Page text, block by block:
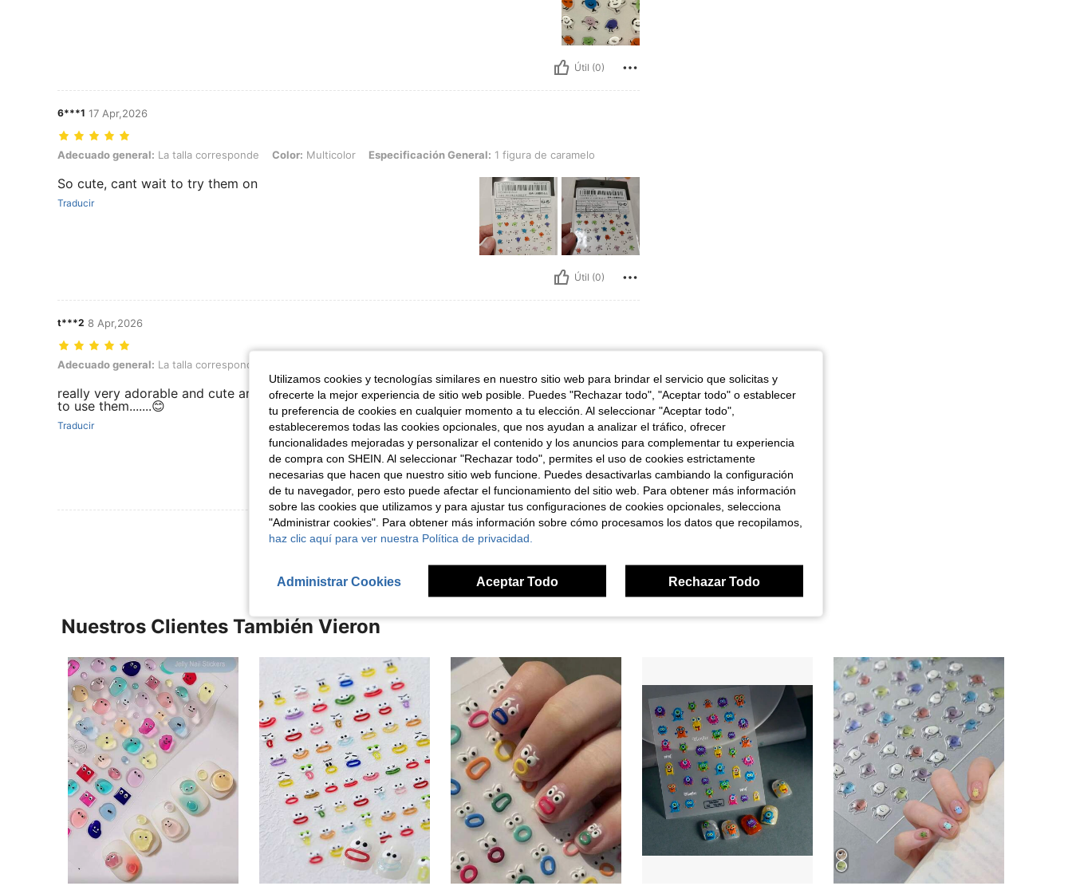
Útil (0)
6***1 17 Apr,2026
Adecuado general: La talla corresponde, Color: Multicolor, Especificación General: 1 figura de caramelo
Adecuado general: La talla corresponde Color: Multicolor Especificación General: 1 figura de caramelo
So cute, cant wait to try them on
Traducir
Útil (0)
t***2 8 Apr,2026
Adecuado general: La talla corresponde, Color: Multicolor, Especificación General: 1 figura de caramelo
Adecuado general: La talla corresponde
really very adorable and cute and perfect cannot wait
to use them.......😊
Traducir
Útil (0)
Ver Más Reseñas
Nuestros Clientes También Vieron
Utilizamos cookies y tecnologías similares en nuestro sitio web para brindar el servicio que solicitas y
ofrecerte la mejor experiencia de sitio web posible. Puedes "Rechazar todo", "Aceptar todo" o establecer
tu preferencia de cookies en cualquier momento a tu elección. Al seleccionar "Aceptar todo",
estableceremos todas las cookies opcionales, que nos ayudan a analizar el tráfico, ofrecer
funcionalidades mejoradas y personalizar el contenido y los anuncios para complementar tu experiencia
de compra con SHEIN. Al seleccionar "Rechazar todo", permites el uso de cookies estrictamente
necesarias que hacen que nuestro sitio web funcione. Puedes desactivarlas cambiando la configuración
de tu navegador, pero esto puede afectar el funcionamiento del sitio web. Para obtener más información
sobre las cookies que utilizamos y para ajustar tus configuraciones de cookies opcionales, selecciona
"Administrar cookies". Para obtener más información sobre cómo procesamos los datos que recopilamos,
haz clic aquí para ver nuestra Política de privacidad.
Administrar Cookies Aceptar Todo Rechazar Todo